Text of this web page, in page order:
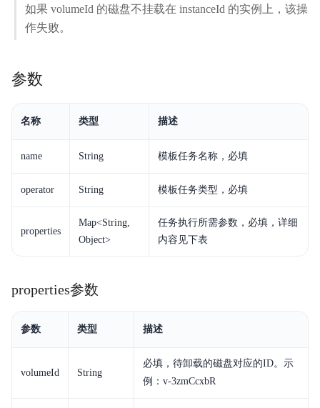
产品描述
最佳实践
BSM-agent
如果 volumeId 的磁盘不挂载在 instanceId 的实例上，该操
作失败。
参数
名称 类型 描述
name String 模板任务名称，必填
operator String 模板任务类型，必填
properties
Map<String,
Object>
任务执行所需参数，必填，详细
内容见下表
properties参数
参数 类型 描述
volumeId String
必填，待卸载的磁盘对应的ID。示
例： v-3zmCcxbR